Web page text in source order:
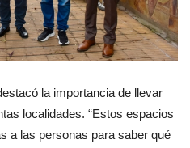
la importancia de llevar
localidades. “Estos espacios
a las personas para saber qué